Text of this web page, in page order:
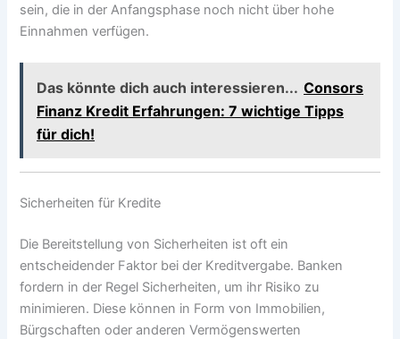
sein, die in der Anfangsphase noch nicht über hohe
Einnahmen verfügen.
Das könnte dich auch interessieren... Consors
Finanz Kredit Erfahrungen: 7 wichtige Tipps
für dich!
Sicherheiten für Kredite
Die Bereitstellung von Sicherheiten ist oft ein
entscheidender Faktor bei der Kreditvergabe. Banken
fordern in der Regel Sicherheiten, um ihr Risiko zu
minimieren. Diese können in Form von Immobilien,
Bürgschaften oder anderen Vermögenswerten